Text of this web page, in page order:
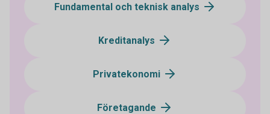
Fundamental och teknisk analys
Kreditanalys
Privatekonomi
Företagande